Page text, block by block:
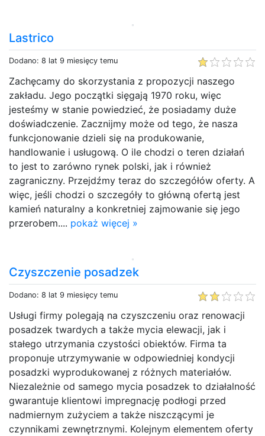
Lastrico
Dodano: 8 lat 9 miesięcy temu
Zachęcamy do skorzystania z propozycji naszego
zakładu. Jego początki sięgają 1970 roku, więc
jesteśmy w stanie powiedzieć, że posiadamy duże
doświadczenie. Zacznijmy może od tego, że nasza
funkcjonowanie dzieli się na produkowanie,
handlowanie i usługową. O ile chodzi o teren działań
to jest to zarówno rynek polski, jak i również
zagraniczny. Przejdźmy teraz do szczegółów oferty. A
więc, jeśli chodzi o szczegóły to główną ofertą jest
kamień naturalny a konkretniej zajmowanie się jego
przerobem.... pokaż więcej »
Czyszczenie posadzek
Dodano: 8 lat 9 miesięcy temu
Usługi firmy polegają na czyszczeniu oraz renowacji
posadzek twardych a także mycia elewacji, jak i
stałego utrzymania czystości obiektów. Firma ta
proponuje utrzymywanie w odpowiedniej kondycji
posadzki wyprodukowanej z różnych materiałów.
Niezależnie od samego mycia posadzek to działalność
gwarantuje klientowi impregnację podłogi przed
nadmiernym zużyciem a także niszczącymi je
czynnikami zewnętrznymi. Kolejnym elementem oferty